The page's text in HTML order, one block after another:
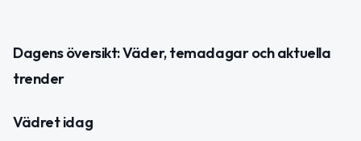
Dagens översikt: Väder, temadagar och aktuella
trender
Vädret idag